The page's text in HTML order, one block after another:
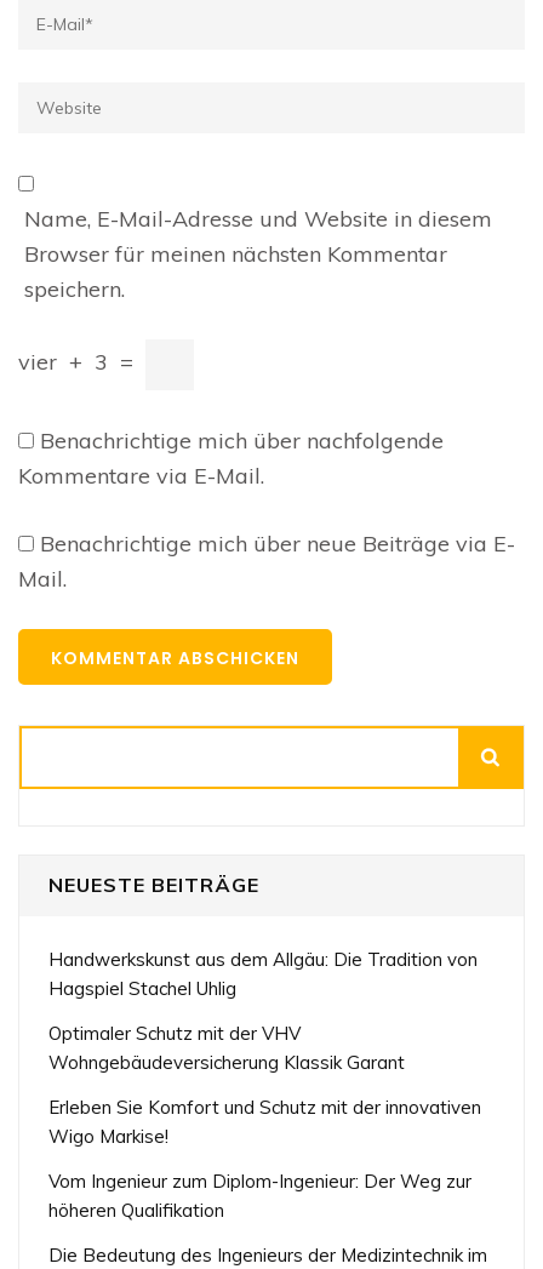
E-
Website
Name, E-Mail-Adresse und Website in diesem
Browser für meinen nächsten Kommentar
speichern.
vier + 3 =
Benachrichtige mich über nachfolgende
Kommentare via E-Mail.
Benachrichtige mich über neue Beiträge via E-
Mail.
NEUESTE BEITRÄGE
Handwerkskunst aus dem Allgäu: Die Tradition von
Hagspiel Stachel Uhlig
Optimaler Schutz mit der VHV
Wohngebäudeversicherung Klassik Garant
Erleben Sie Komfort und Schutz mit der innovativen
Wigo Markise!
Vom Ingenieur zum Diplom-Ingenieur: Der Weg zur
höheren Qualifikation
Die Bedeutung des Ingenieurs der Medizintechnik im